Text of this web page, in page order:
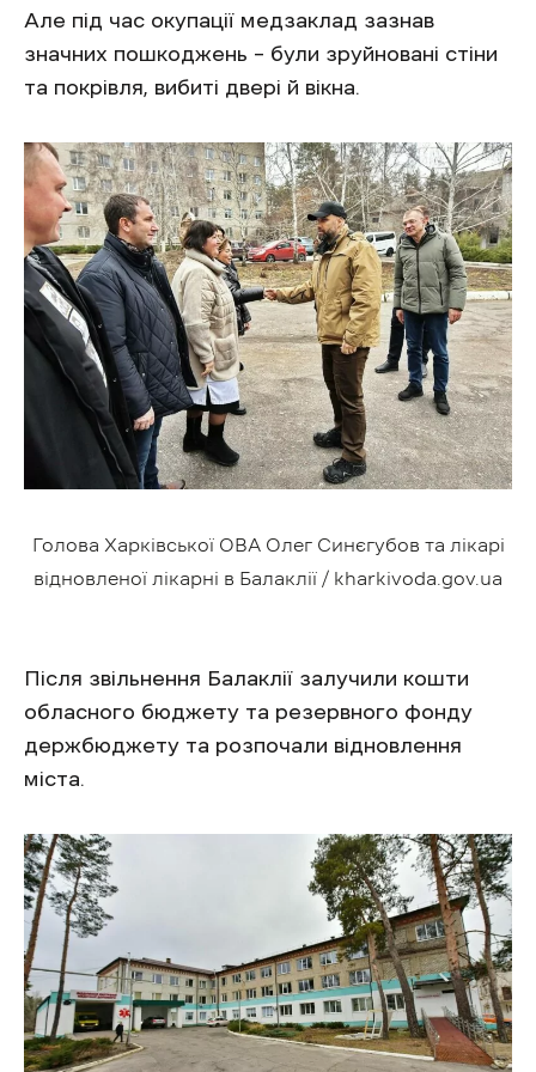
Але під час окупації медзаклад зазнав
значних пошкоджень – були зруйновані стіни
та покрівля, вибиті двері й вікна.
Голова Харківської ОВА Олег Синєгубов та лікарі
відновленої лікарні в Балаклії / kharkivoda.gov.ua
Після звільнення Балаклії залучили кошти
обласного бюджету та резервного фонду
держбюджету та розпочали відновлення
міста.